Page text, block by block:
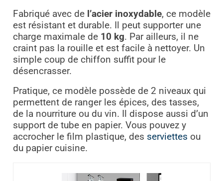
Fabriqué avec de l’acier inoxydable, ce modèle
est résistant et durable. Il peut supporter une
charge maximale de 10 kg. Par ailleurs, il ne
craint pas la rouille et est facile à nettoyer. Un
simple coup de chiffon suffit pour le
désencrasser.
Pratique, ce modèle possède de 2 niveaux qui
permettent de ranger les épices, des tasses,
de la nourriture ou du vin. Il dispose aussi d’un
support de tube en papier. Vous pouvez y
accrocher le film plastique, des serviettes ou
du papier cuisine.